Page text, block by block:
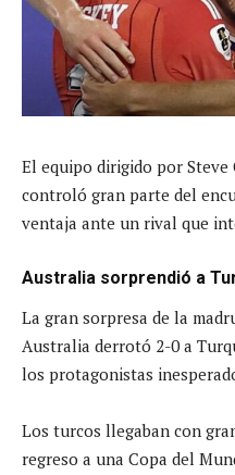
El equipo dirigido por
controló gran parte del
ventaja ante un rival que
Australia sorprendió a
La gran sorpresa de la
Australia derrotó 2-0 a
los protagonistas
Los turcos llegaban con
regreso a una Copa del